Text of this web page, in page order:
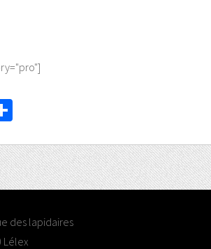
des lapidaires
Lélex